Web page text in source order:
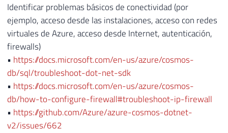
Identificar problemas básicos de conectividad (por
ejemplo, acceso desde las instalaciones, acceso con redes
virtuales de Azure, acceso desde Internet, autenticación,
firewalls)
• https://docs.microsoft.com/en-us/azure/cosmos-
db/sql/troubleshoot-dot-net-sdk
• https://docs.microsoft.com/en-us/azure/cosmos-
db/how-to-configure-firewall#troubleshoot-ip-firewall
• https://github.com/Azure/azure-cosmos-dotnet-
v2/issues/662